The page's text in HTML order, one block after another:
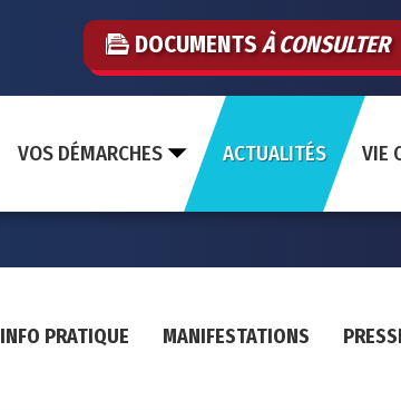
DOCUMENTSÀ CONSULTER
VOS DÉMARCHES ACTUALITÉS VIE
INFO PRATIQUE MANIFESTATIONS